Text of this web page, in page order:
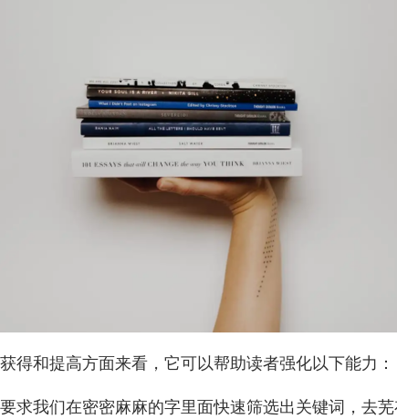
得和提高方面来看，它可以帮助读者强化以下能力：
求我们在密密麻麻的字里面快速筛选出关键词，去